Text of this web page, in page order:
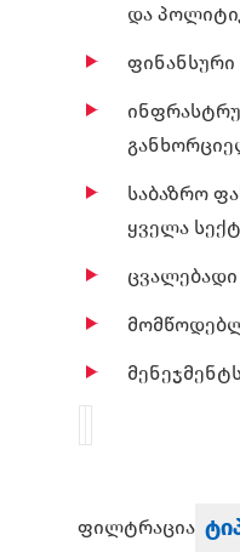
და
ფინანსური
საბაზრო
ყველა
ფილტრაცია